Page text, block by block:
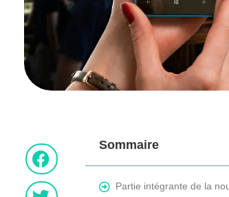
Sommaire
Partie intégrante de la